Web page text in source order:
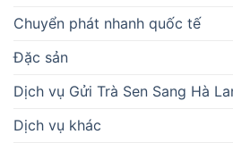
Chuyển phát nhanh quốc tế
Đặc sản
Dịch vụ Gửi Trà Sen Sang Hà
Dịch vụ khác